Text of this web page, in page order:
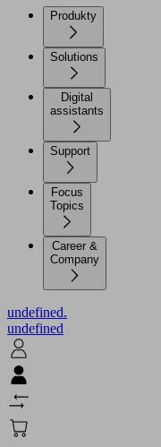
Produkty
Solutions
Digital
assistants
Support
Focus
Topics
Career &
Company
undefined.
undefined